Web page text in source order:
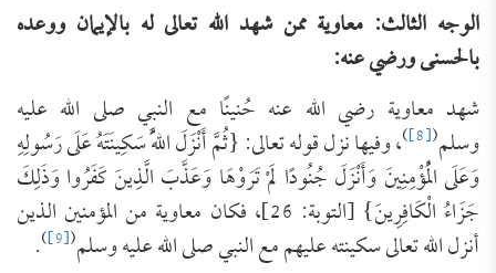
الوجه الثالث: معاوية ممن شهد الله تعالى له بالإيمان ووعده
بالحسنى ورضي عنه:
شهد معاوية رضي الله عنه حُنينًا مع النبي صلى الله عليه
وسلم(
[8]
)، وفيها نزل قوله تعالى: {ثُمَّ أَنْزَلَ اللَّهُ سَكِينَتَهُ عَلَى رَسُولِهِ
وَعَلَى الْمُؤْمِنِينَ وَأَنْزَلَ جُنُودًا لَمْ تَرَوْهَا وَعَذَّبَ الَّذِينَ كَفَرُوا وَذَلِكَ
جَزَاءُ الْكَافِرِينَ} [التوبة: 26]، فكان معاوية من المؤمنين الذين
أنزل الله تعالى سكينته عليهم مع النبي صلى الله عليه وسلم(
[9]
)
.